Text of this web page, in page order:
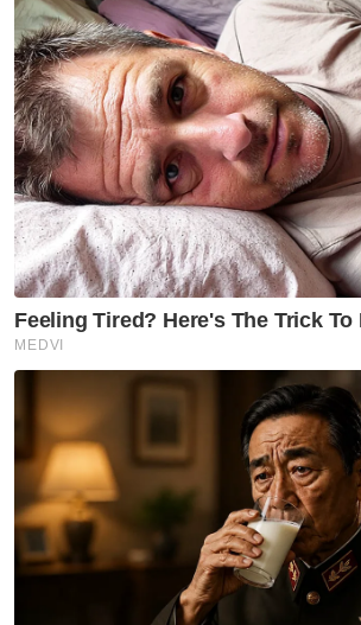
Rahman, Ketua Bahagian
Korporat, Khairul Na’im Arifin
Jabatan Komunikasi Korporat
Ghazali Zainal Abidin.
Tambah YBR, pihaknya akan
sokongan bagi meningkatkan
modal insan di Sabah
bidang pendidikan.
Jelasnya, sepanjang tahun
memperuntukan sebanyak
program pembangunan
pembangunan masyarakat di
Artikel Berkaitan:
Sabah akan terus laksana
kemakmuran ekonomi pada 2025
Ketua Polis Negara saman
Bank Rakyat lapor pihak berkuasa,
insiden ketirisan data